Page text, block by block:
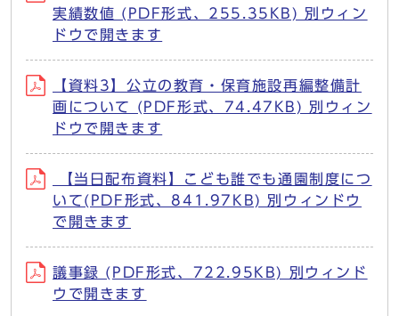
実績数値 (PDF形式、255.35KB) 別ウィン
ドウで開きます
【資料3】公立の教育・保育施設再編整備計
画について (PDF形式、74.47KB) 別ウィン
ドウで開きます
【当日配布資料】こども誰でも通園制度につ
いて(PDF形式、841.97KB) 別ウィンドウ
で開きます
議事録 (PDF形式、722.95KB) 別ウィンド
ウで開きます